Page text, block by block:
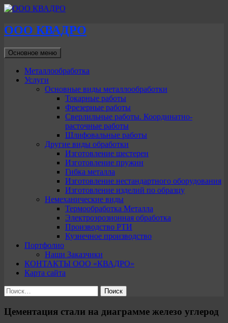
ООО КВАДРО
Поиск
Основное меню
к
содержимому
Металлообработка
Услуги
Основные виды металлообработки
Токарные работы
Фрезерные работы
Сверлильные работы. Координатно-
расточные работы
Шлифовальные работы
Другие виды обработки
Изготовление шестерен
Изготовление пружин
Гибка металла
Изготовление нестандартного оборудования
Изготовление изделий по образцу
Немеханические виды
Термообработка Металла
Электроэрозионная обработка
Производство РТИ
Кузнечное производство
Портфолио
Наши Заказчики
КОНТАКТЫ ООО «КВАДРО»
Карта сайта
Найти:
Цементация стали на диаграмме железо углерод